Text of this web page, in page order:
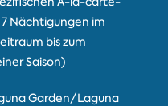
Nächtigungen im
bis zum
Saison)
Garden/Laguna